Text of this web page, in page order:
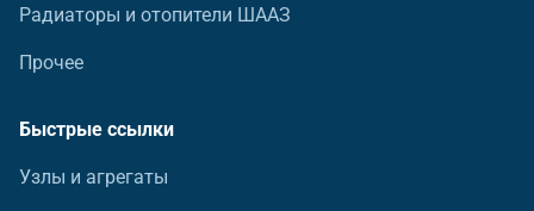
Радиаторы и отопители ШААЗ
Прочее
Быстрые ссылки
Узлы и агрегаты